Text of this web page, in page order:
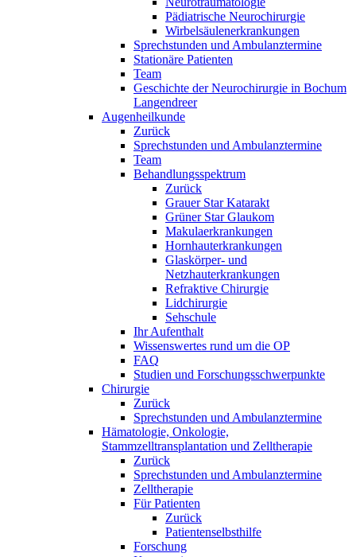
Pädiatrische Neurochirurgie
Wirbelsäulenerkrankungen
Sprechstunden und Ambulanztermine
Stationäre Patienten
Team
Geschichte der Neurochirurgie in Bochum
Langendreer
Augenheilkunde
Zurück
Sprechstunden und Ambulanztermine
Team
Behandlungsspektrum
Zurück
Grauer Star Katarakt
Grüner Star Glaukom
Makulaerkrankungen
Hornhauterkrankungen
Glaskörper- und
Netzhauterkrankungen
Refraktive Chirurgie
Lidchirurgie
Sehschule
Ihr Aufenthalt
Wissenswertes rund um die OP
FAQ
Studien und Forschungsschwerpunkte
Chirurgie
Zurück
Sprechstunden und Ambulanztermine
Hämatologie, Onkologie,
Stammzelltransplantation und Zelltherapie
Zurück
Sprechstunden und Ambulanztermine
Zelltherapie
Für Patienten
Zurück
Patientenselbsthilfe
Forschung